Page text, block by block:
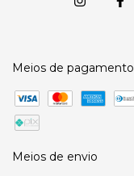
Meios de pagamento
Meios de envio